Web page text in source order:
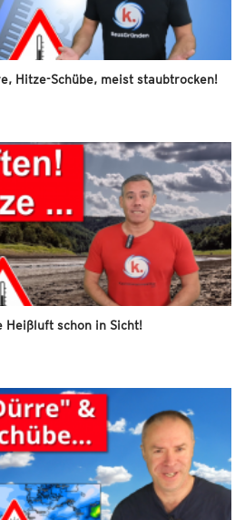
Hitze-Schübe, meist staubtrocken!
Heißluft schon in Sicht!